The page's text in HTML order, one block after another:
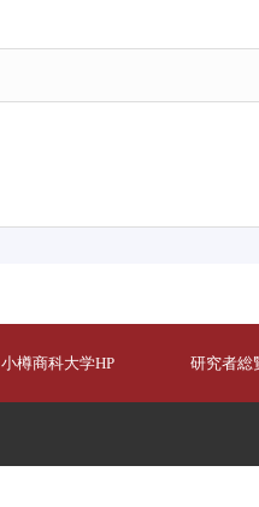
小樽商科大学HP 研究者総